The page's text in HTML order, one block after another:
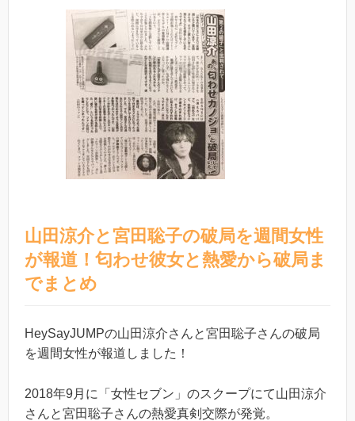
山田涼介と宮田聡子の破局を週間女性
が報道！匂わせ彼女と熱愛から破局ま
でまとめ
HeySayJUMPの山田涼介さんと宮田聡子さんの破局
を週間女性が報道しました！
2018年9月に「女性セブン」のスクープにて山田涼介
さんと宮田聡子さんの熱愛真剣交際が発覚。